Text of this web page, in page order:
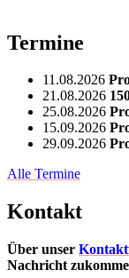
Termine
11.08.2026
21.08.2026
25.08.2026
15.09.2026
29.09.2026
Alle Termine
Kontakt
Über unser
Nachricht